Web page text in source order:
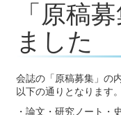
「原稿
ました
会誌の「原稿募集」の
以下の通りとなります。
・論文・研究ノート・